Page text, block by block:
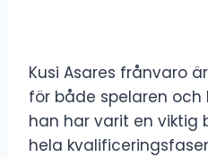
Kusi Asares frånvaro
för både spelaren
han har varit en viktig
hela